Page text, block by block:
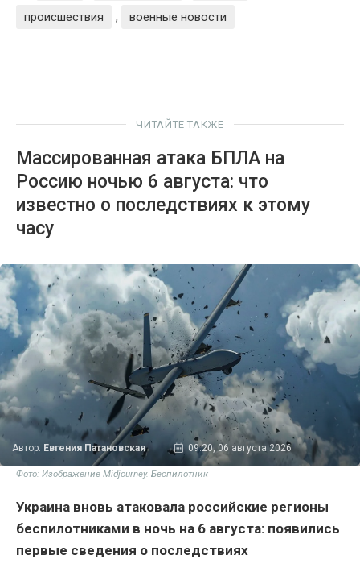
происшествия
, военные новости
ЧИТАЙТЕ ТАКЖЕ
Массированная атака БПЛА на
Россию ночью 6 августа: что
известно о последствиях к этому
часу
Автор: Евгения Патановская 09:20, 06 августа 2026
Фото: Изображение Midjourney. Беспилотник
Украина вновь атаковала российские регионы
беспилотниками в ночь на 6 августа: появились
первые сведения о последствиях